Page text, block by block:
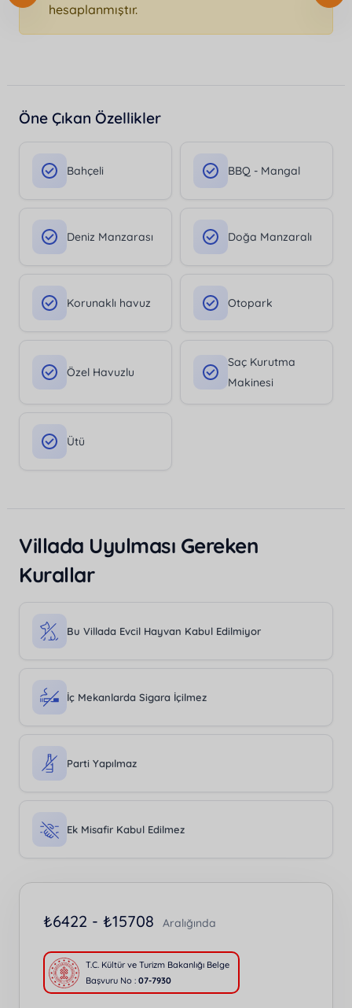
hesaplanmıştır.
Öne Çıkan Özellikler
Bahçeli BBQ - Mangal
Deniz Manzarası Doğa Manzaralı
Korunaklı havuz Otopark
Özel Havuzlu
Saç Kurutma
Makinesi
Ütü
Villada Uyulması Gereken
Kurallar
Bu Villada Evcil Hayvan Kabul Edilmiyor
İç Mekanlarda Sigara İçilmez
Parti Yapılmaz
Ek Misafir Kabul Edilmez
₺6422 - ₺15708 Aralığında
T.C. Kültür ve Turizm Bakanlığı Belge
Başvuru No :07-7930